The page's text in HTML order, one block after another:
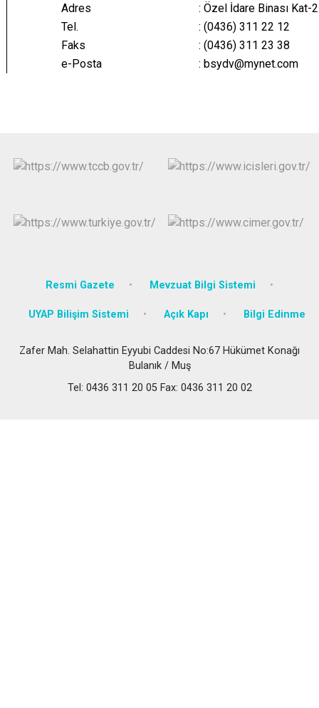
Adres
: Özel İdare Binası Kat-2
Tel.
: (0436) 311 22 12
Faks
: (0436) 311 23 38
e-Posta
: bsydv@mynet.com
Resmi Gazete Mevzuat Bilgi Sistemi
UYAP Bilişim Sistemi Açık Kapı Bilgi Edinme
Zafer Mah. Selahattin Eyyubi Caddesi No:67 Hükümet Konağı
Bulanık / Muş
Tel: 0436 311 20 05 Fax: 0436 311 20 02